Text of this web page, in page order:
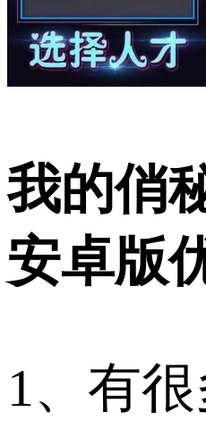
我的俏
安卓版
1、有